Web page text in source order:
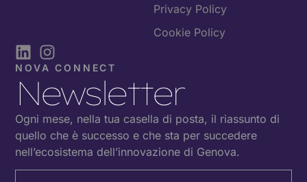
Privacy Policy
Cookie Policy
NOVA CONNECT
Newsletter
Ogni mese, nella tua casella di posta, il riassunto di
quello che è successo e che sta per succedere
nell’ecosistema dell’innovazione di Genova.